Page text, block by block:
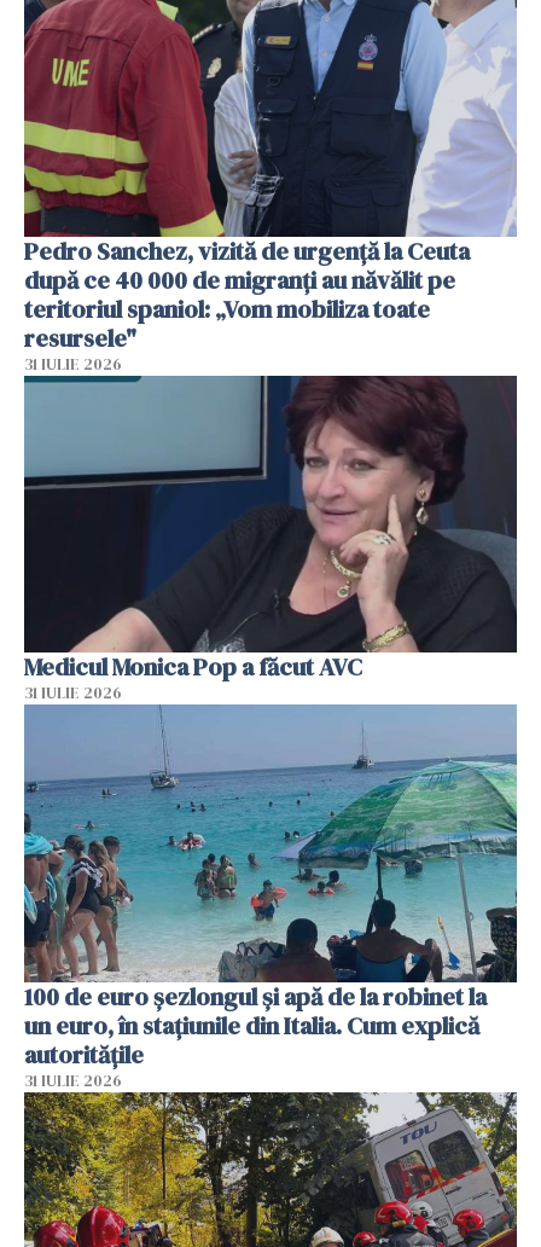
Pedro Sanchez, vizită de urgență la Ceuta
după ce 40 000 de migranți au năvălit pe
teritoriul spaniol: „Vom mobiliza toate
resursele"
31 IULIE 2026
Medicul Monica Pop a făcut AVC
31 IULIE 2026
100 de euro șezlongul și apă de la robinet la
un euro, în stațiunile din Italia. Cum explică
autoritățile
31 IULIE 2026